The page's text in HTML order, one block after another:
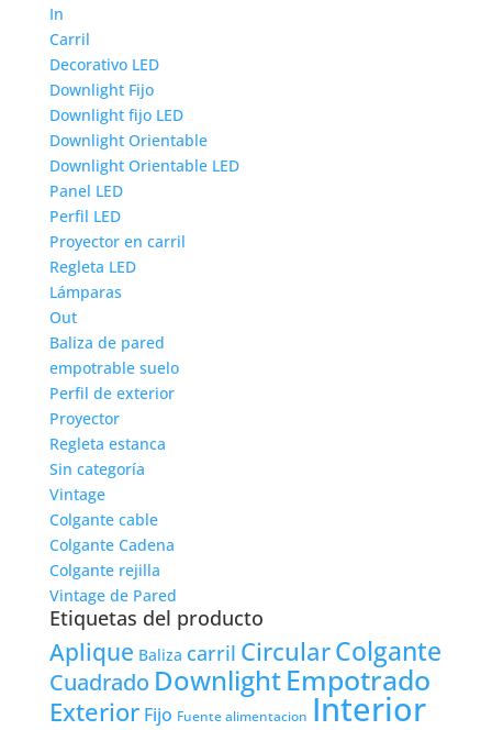
In
Carril
Decorativo LED
Downlight Fijo
Downlight fijo LED
Downlight Orientable
Downlight Orientable LED
Panel LED
Perfil LED
Proyector en carril
Regleta LED
Lámparas
Out
Baliza de pared
empotrable suelo
Perfil de exterior
Proyector
Regleta estanca
Sin categoría
Vintage
Colgante cable
Colgante Cadena
Colgante rejilla
Vintage de Pared
Etiquetas del producto
Aplique Baliza carril CircularColgante
Cuadrado DownlightEmpotrado
Exterior Fijo Fuente alimentacion Interior